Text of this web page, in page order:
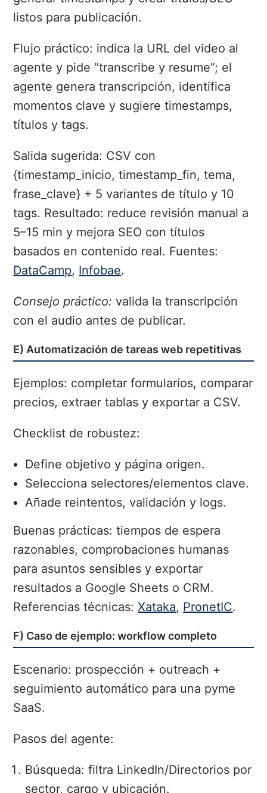
listos para publicación.
Flujo práctico: indica la URL del video al
agente y pide “transcribe y resume”; el
agente genera transcripción, identifica
momentos clave y sugiere timestamps,
títulos y tags.
Salida sugerida: CSV con
{timestamp_inicio, timestamp_fin, tema,
frase_clave} + 5 variantes de título y 10
tags. Resultado: reduce revisión manual a
5–15 min y mejora SEO con títulos
basados en contenido real. Fuentes:
DataCamp, Infobae.
Consejo práctico: valida la transcripción
con el audio antes de publicar.
E) Automatización de tareas web repetitivas
Ejemplos: completar formularios, comparar
precios, extraer tablas y exportar a CSV.
Checklist de robustez:
Define objetivo y página origen.
Selecciona selectores/elementos clave.
Añade reintentos, validación y logs.
Buenas prácticas: tiempos de espera
razonables, comprobaciones humanas
para asuntos sensibles y exportar
resultados a Google Sheets o CRM.
Referencias técnicas:Xataka, PronetIC.
F) Caso de ejemplo: workflow completo
Escenario: prospección + outreach +
seguimiento automático para una pyme
SaaS.
Pasos del agente:
Búsqueda: filtra LinkedIn/Directorios por
sector, cargo y ubicación.